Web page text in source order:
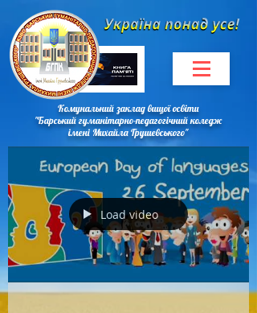
Комунальний заклад вищої освіти
"Барський гуманітарно-педагогічний коледж
імені Михайла Грушевського"
Load video